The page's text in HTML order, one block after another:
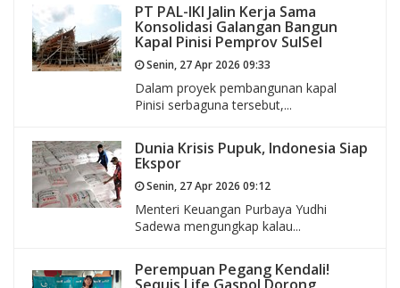
PT PAL-IKI Jalin Kerja Sama
Konsolidasi Galangan Bangun
Kapal Pinisi Pemprov SulSel
Senin, 27 Apr 2026 09:33
Dalam proyek pembangunan kapal
Pinisi serbaguna tersebut,...
Dunia Krisis Pupuk, Indonesia Siap
Ekspor
Senin, 27 Apr 2026 09:12
Menteri Keuangan Purbaya Yudhi
Sadewa mengungkap kalau...
Perempuan Pegang Kendali!
Sequis Life Gaspol Dorong